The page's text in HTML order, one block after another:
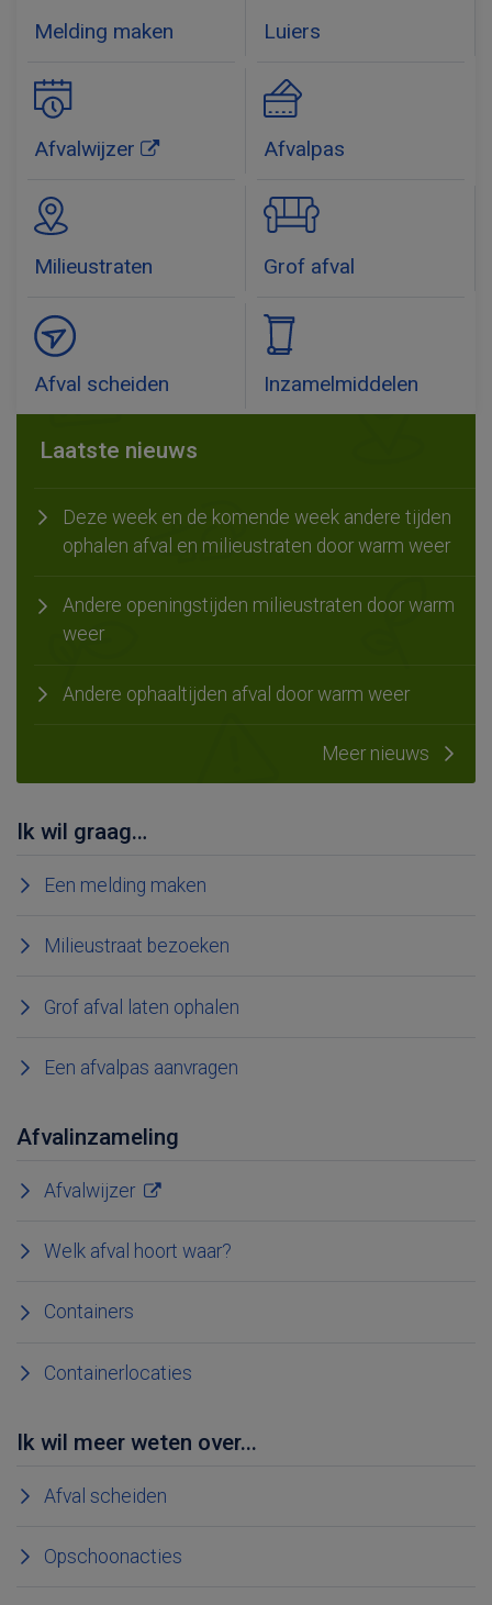
Melding maken Luiers
Afvalwijzer Afvalpas
Milieustraten Grof afval
Afval scheiden Inzamelmiddelen
Laatste nieuws
Deze week en de komende week andere tijden
ophalen afval en milieustraten door warm weer
Andere openingstijden milieustraten door warm
weer
Andere ophaaltijden afval door warm weer
Meer nieuws
Ik wil graag…
Een melding maken
Milieustraat bezoeken
Grof afval laten ophalen
Een afvalpas aanvragen
Afvalinzameling
Afvalwijzer
Welk afval hoort waar?
Containers
Containerlocaties
Ik wil meer weten over...
Afval scheiden
Opschoonacties